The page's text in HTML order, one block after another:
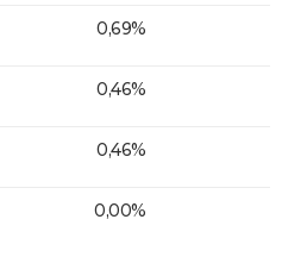
0,69%
0,46%
0,46%
0,00%